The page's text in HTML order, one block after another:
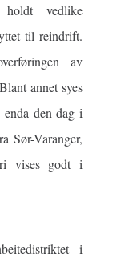
vedlike
til reindrift.
av
annet syes
den dag i
Sør-Varanger,
vises godt i
i